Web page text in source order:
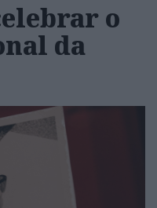
o
da